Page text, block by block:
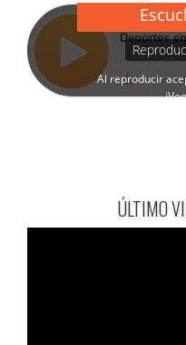
ÚLTIMO